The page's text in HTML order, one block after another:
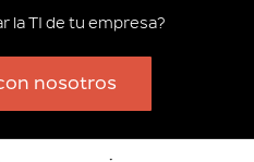
la TI de tu empresa?
nosotros
Stackscale S.L.